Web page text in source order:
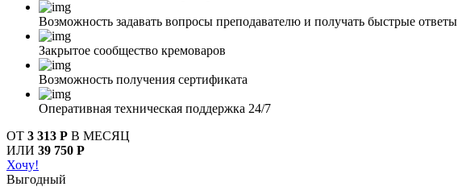
Возможность задавать вопросы преподавателю и получать быстрые ответы
Закрытое сообщество кремоваров
Возможность получения сертификата
Оперативная техническая поддержка 24/7
ОТ 3 313 Р В МЕСЯЦ
ИЛИ 39 750 Р
Хочу!
Выгодный